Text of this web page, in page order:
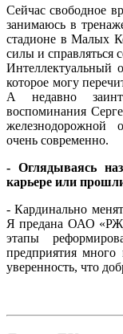
Сейчас свободное
занимаюсь в
стадионе в Малых
силы и справляться
Интеллектуальный
которое могу
А недавно
воспоминания
железнодорожной
очень современно.
- Оглядываясь
карьере или
- Кардинально
Я предана ОАО
этапы
предприятия
уверенность, что